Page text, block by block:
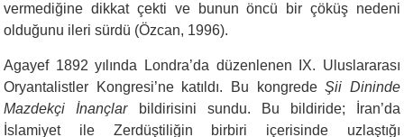
vermediğine dikkat çekti ve bunun öncü bir çöküş nedeni
olduğunu ileri sürdü (Özcan, 1996).
Agayef 1892 yılında Londra’da düzenlenen IX. Uluslararası
Oryantalistler Kongresi’ne katıldı. Bu kongredeŞii Dininde
Mazdekçi İnançlar
bildirisini sundu. Bu bildiride; İran’da
İslamiyet ile Zerdüştiliğin birbiri içerisinde uzlaştığı